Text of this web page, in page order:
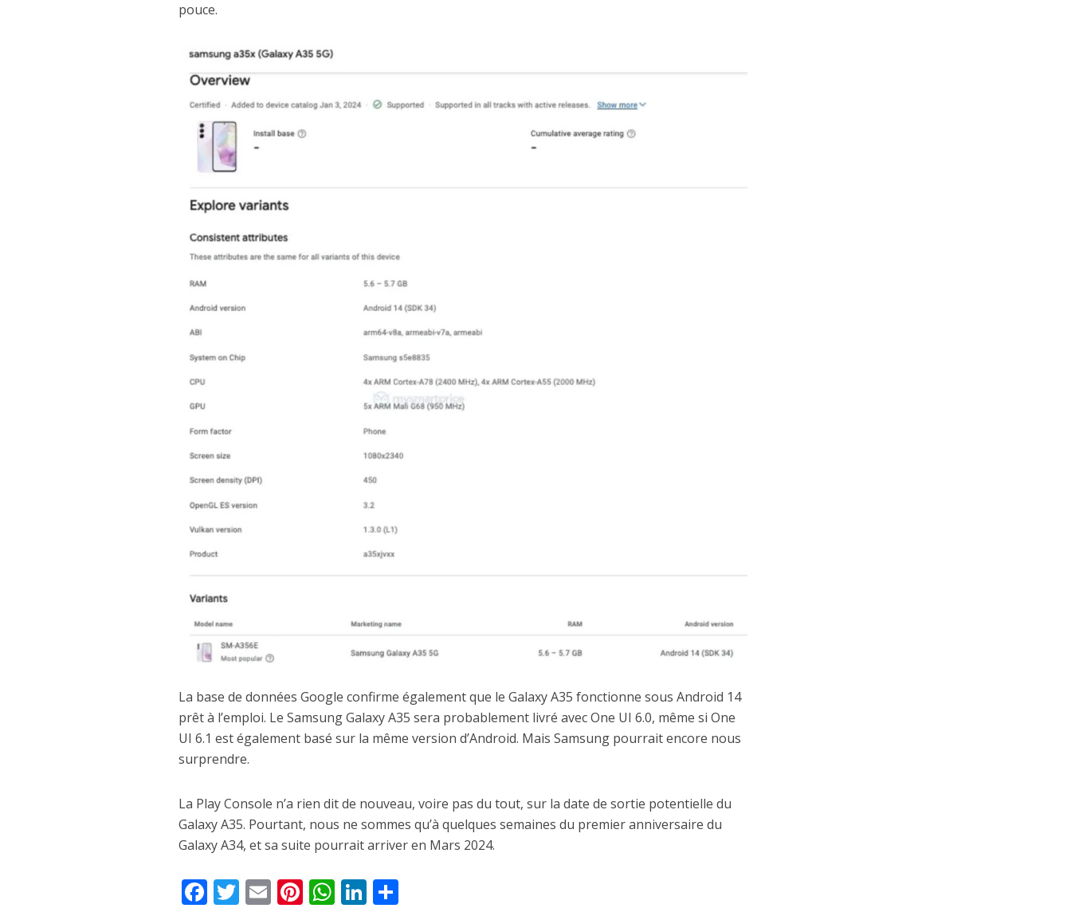
pouce.
La base de données Google confirme également que le Galaxy A35 fonctionne sous Android 14
prêt à l’emploi. Le Samsung Galaxy A35 sera probablement livré avec One UI 6.0, même si One
UI 6.1 est également basé sur la même version d’Android. Mais Samsung pourrait encore nous
surprendre.
La Play Console n’a rien dit de nouveau, voire pas du tout, sur la date de sortie potentielle du
Galaxy A35. Pourtant, nous ne sommes qu’à quelques semaines du premier anniversaire du
Galaxy A34, et sa suite pourrait arriver en Mars 2024.
F T E Pi W Li